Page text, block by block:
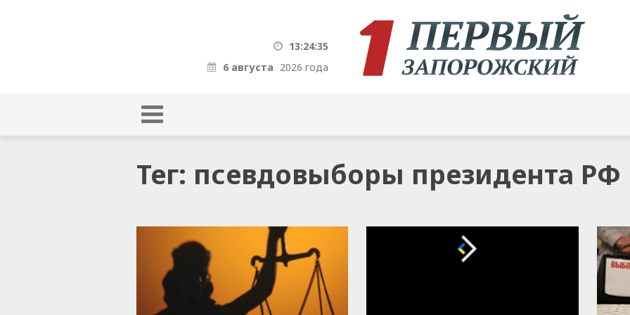
13:24:35
6 августа 2026 года
Тег: псевдовыборы президента РФ